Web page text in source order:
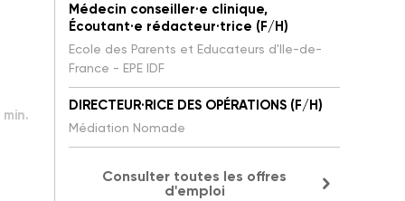
Médecin conseiller·e clinique,
Écoutant·e rédacteur·trice (F/H)
Ecole des Parents et Educateurs d'Ile-de-
France - EPE IDF
DIRECTEUR·RICE DES OPÉRATIONS (F/H)
Médiation Nomade
Consulter toutes les offres
d'emploi